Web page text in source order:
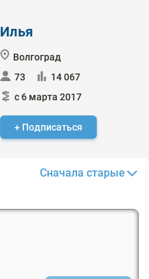
Илья
Волгоград
73
14 067
с 6 марта 2017
+ Подписаться
Сначала старые